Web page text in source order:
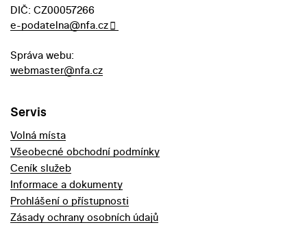
DIČ: CZ00057266
e-podatelna@nfa.cz
Správa webu:
webmaster@nfa.cz
Servis
Volná místa
Všeobecné obchodní podmínky
Ceník služeb
Informace a dokumenty
Prohlášení o přístupnosti
Zásady ochrany osobních údajů